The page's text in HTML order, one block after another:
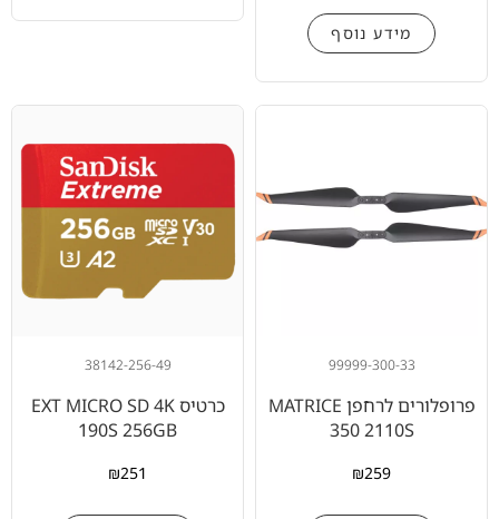
מידע נוסף
99999-300-33
פרופלורים לרחפן MATRICE
350 2110S
₪259
38142-256-49
כרטיס EXT MICRO SD 4K
190S 256GB
₪251